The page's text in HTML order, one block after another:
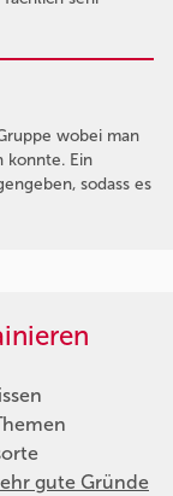
wobei man
konnte. Ein
sodass es
gute Gründe